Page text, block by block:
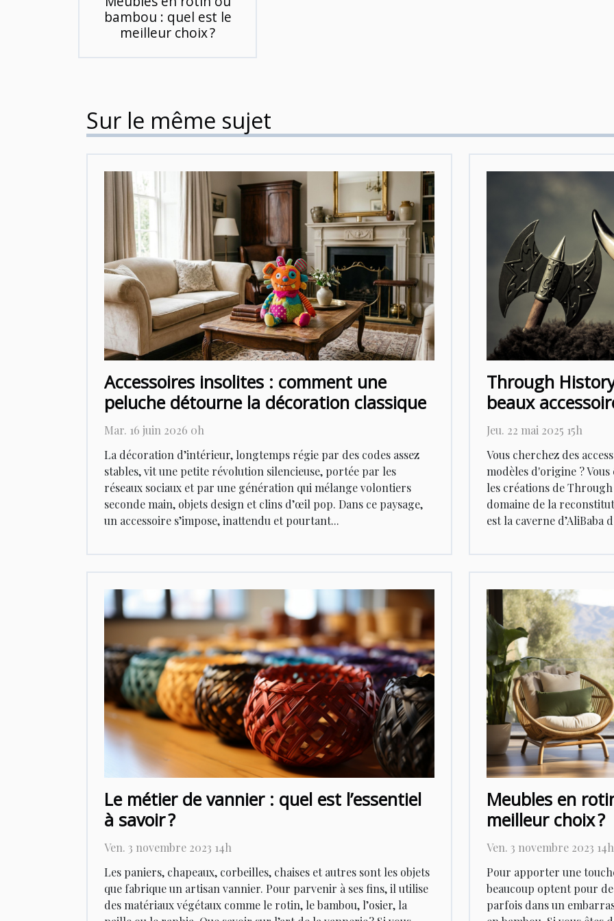
bambou : quel est le
meilleur choix ?
Sur le même sujet
Accessoires insolites : comment une
peluche détourne la décoration classique
Mar. 16 juin 2026 0h
La décoration d’intérieur, longtemps régie par des codes assez
stables, vit une petite révolution silencieuse, portée par les
réseaux sociaux et par une génération qui mélange volontiers
seconde main, objets design et clins d’œil pop. Dans ce paysage,
un accessoire s’impose, inattendu et pourtant...
Through
beaux
Jeu. 22 mai 2025 15h
Vous cherchez des
modèles d'origine ?
les créations de
domaine de la
est la caverne d’AliBaba
Le métier de vannier : quel est l’essentiel
à savoir ?
Ven. 3 novembre 2023 14h
Les paniers, chapeaux, corbeilles, chaises et autres sont les objets
que fabrique un artisan vannier. Pour parvenir à ses fins, il utilise
des matériaux végétaux comme le rotin, le bambou, l’osier, la
Meubles en
meilleur choix ?
Ven. 3 novembre 2023 14h
Pour apporter une
beaucoup optent pour
parfois dans un